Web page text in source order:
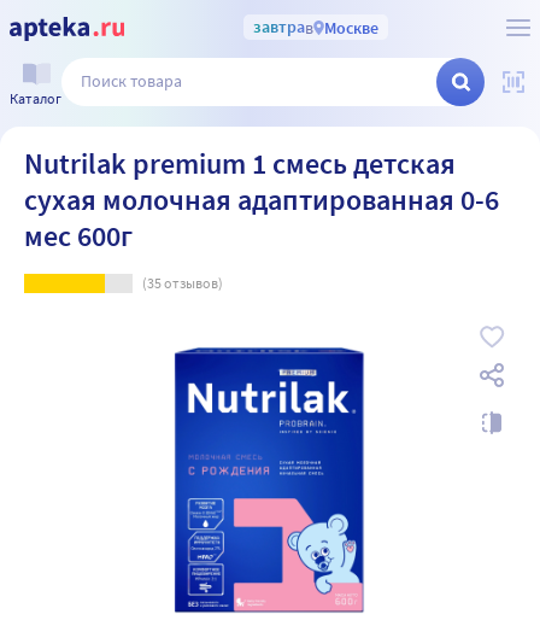
завтрав Москве
Каталог
Nutrilak premium 1 смесь детская
сухая молочная адаптированная 0-6
мес 600г
(35отзывов)